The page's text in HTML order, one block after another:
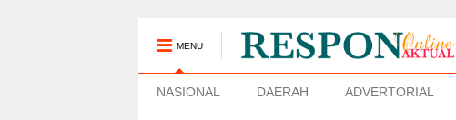
MENU
NASIONAL DAERAH ADVERTORIAL